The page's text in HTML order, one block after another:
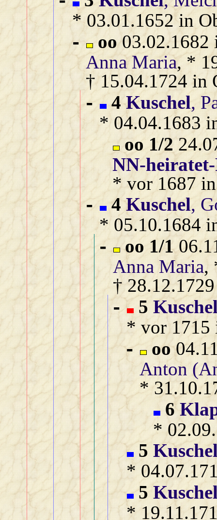
* 03.01.1652 in
- oo03.02.1682
Anna Maria, *
† 15.04.1724 in
- 4 Kuschel,
* 04.04.1683
oo 1/2
* vor 1687
- 4 Kuschel,
* 05.10.1684
- oo 1/1
Anna Maria,
†
- 5
* vor 1715
- oo
Anton
*
6
*
5
*
5
*